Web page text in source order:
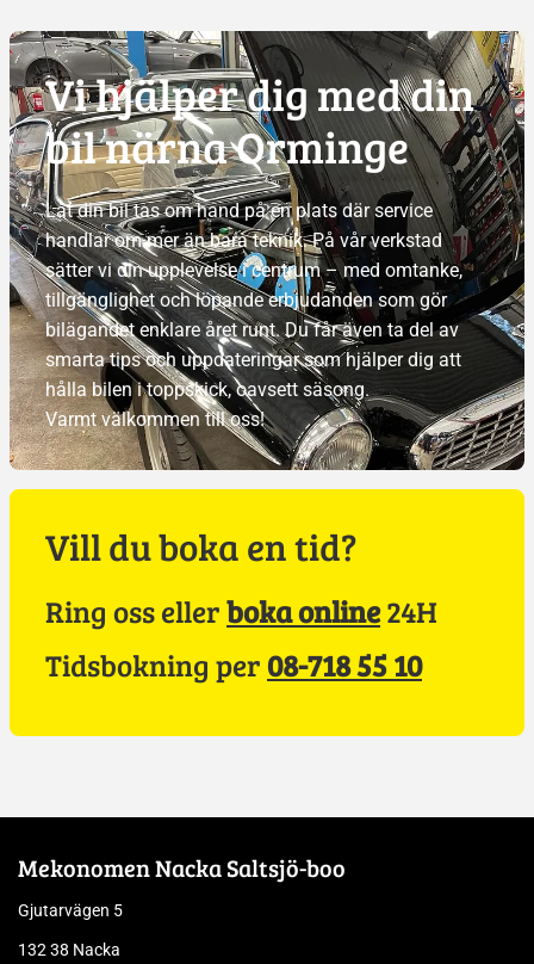
Vi hjälper dig med din
bil närna Orminge
Låt din bil tas om hand på en plats där service
handlar om mer än bara teknik. På vår verkstad
sätter vi din upplevelse i centrum – med omtanke,
tillgänglighet och löpande erbjudanden som gör
bilägandet enklare året runt. Du får även ta del av
smarta tips och uppdateringar som hjälper dig att
hålla bilen i toppskick, oavsett säsong.
Varmt välkommen till oss!
Vill du boka en tid?
Ring oss ellerboka online24H
Tidsbokning per08-718 55 10
Mekonomen Nacka Saltsjö-boo
Gjutarvägen 5
132 38 Nacka